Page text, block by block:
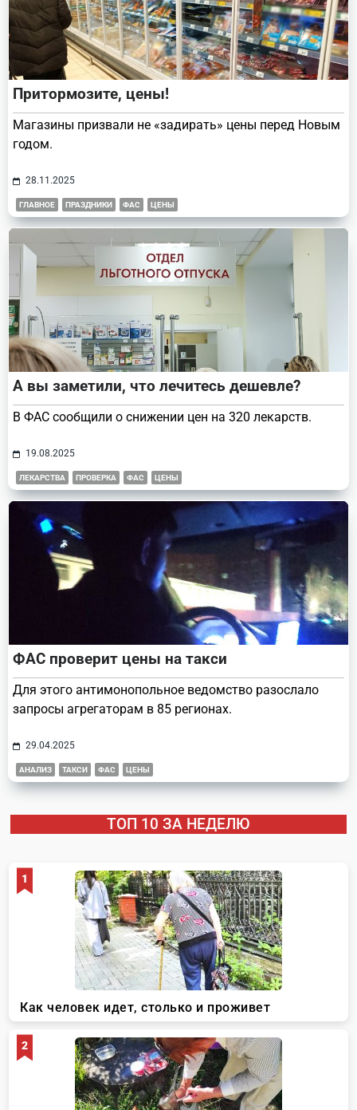
Притормозите, цены!
Магазины призвали не «задирать» цены перед Новым
годом.
28.11.2025
ГЛАВНОЕ ПРАЗДНИКИ ФАС ЦЕНЫ
А вы заметили, что лечитесь дешевле?
В ФАС сообщили о снижении цен на 320 лекарств.
19.08.2025
ЛЕКАРСТВА ПРОВЕРКА ФАС ЦЕНЫ
ФАС проверит цены на такси
Для этого антимонопольное ведомство разослало
запросы агрегаторам в 85 регионах.
29.04.2025
АНАЛИЗ ТАКСИ ФАС ЦЕНЫ
ТОП 10 ЗА НЕДЕЛЮ